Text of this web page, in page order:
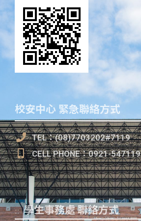
::: 學生事務處 聯絡方式
校安中心 緊急聯絡方式
TEL：(08)7703202#7119
CELL PHONE：0921-547119